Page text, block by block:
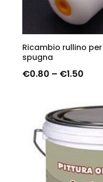
Ricambio rullino
spugna
€0.80 – €1.50